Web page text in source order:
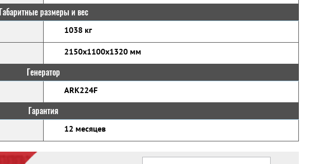
Габаритные размеры и вес
1038 кг
2150x1100x1320 мм
Генератор
ARK224F
Гарантия
12 месяцев